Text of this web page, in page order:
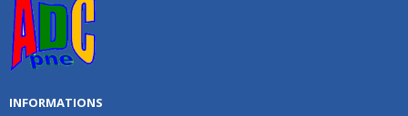
INFORMATIONS